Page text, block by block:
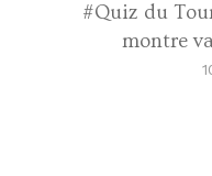
#Quiz du
montre